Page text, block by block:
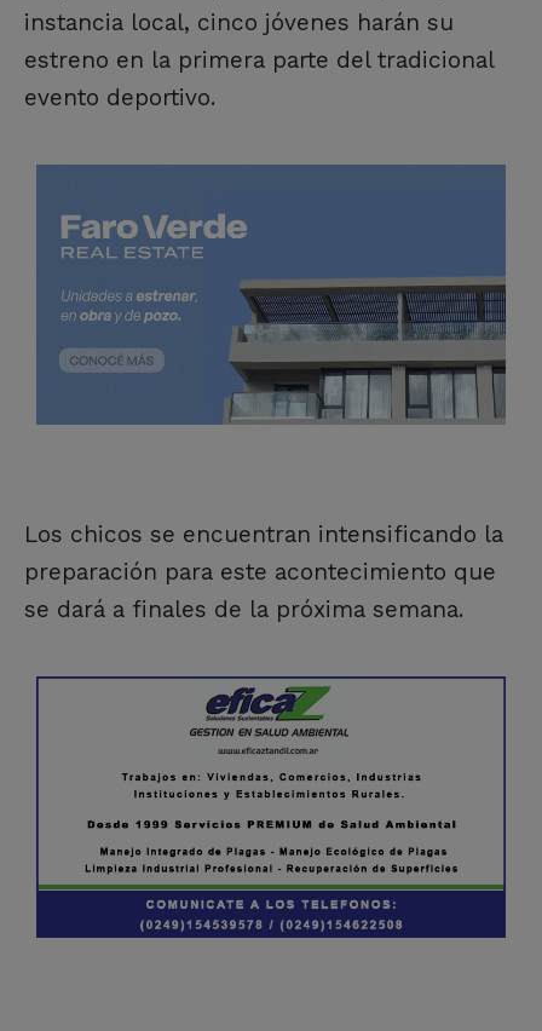
instancia local, cinco jóvenes harán su
estreno en la primera parte del tradicional
evento deportivo.
Los chicos se encuentran intensificando la
preparación para este acontecimiento que
se dará a finales de la próxima semana.